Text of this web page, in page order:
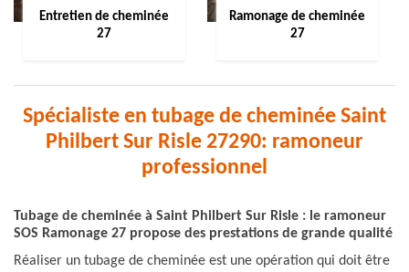
Entretien de cheminée
27
Ramonage de cheminée
27
Spécialiste en tubage de cheminée Saint
Philbert Sur Risle 27290: ramoneur
professionnel
Tubage de cheminée à Saint Philbert Sur Risle : le ramoneur
SOS Ramonage 27 propose des prestations de grande qualité
Réaliser un tubage de cheminée est une opération qui doit être